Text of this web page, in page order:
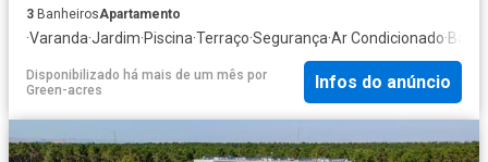
3 BanheirosApartamento
·Varanda·Jardim·Piscina·Terraço·Segurança·Ar Condicionado·
Disponibilizado há mais de um mês por
Green-acres
Infos do anúncio